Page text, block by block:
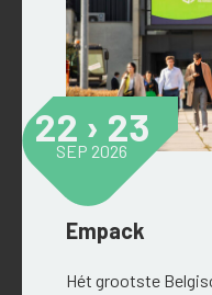
Empack
22 › 23
SEP 2026
Hét grootste